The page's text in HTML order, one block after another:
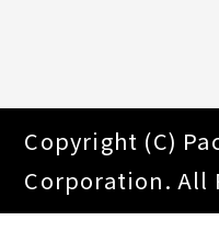
Copyright (C)
Corporation. All